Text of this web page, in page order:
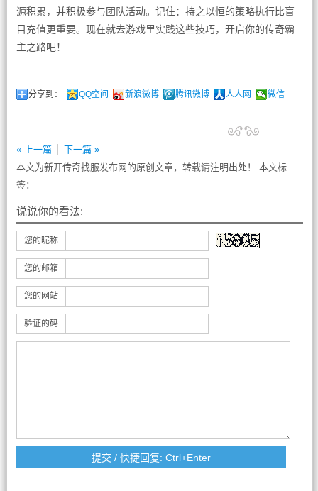
源积累，并积极参与团队活动。记住：持之以恒的策略执行比盲
目充值更重要。现在就去游戏里实践这些技巧，开启你的传奇霸
主之路吧！
分享到： QQ空间 新浪微博 腾讯微博 人人网 微信
« 上一篇
下一篇 »
本文为新开传奇找服发布网的原创文章，转载请注明出处！ 本文标
签：
说说你的看法:
您的昵称
您的邮箱
您的网站
验证的码